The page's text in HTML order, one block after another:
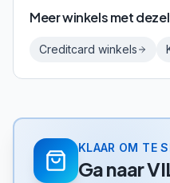
Meer winkels met
Creditcard winkels
KLAAR OM TE
Ga naar